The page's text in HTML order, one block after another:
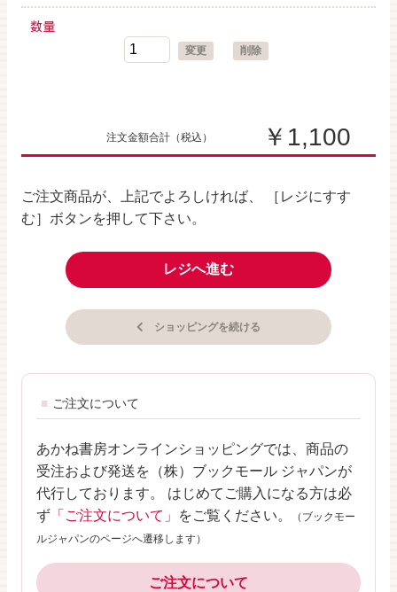
数量
変更
削除
注文金額合計 （税込） ￥1,100
ご注文商品が、上記でよろしければ、 ［レジにすす
む］ボタンを押して下さい。
ショッピングを続ける
レジへ進む
ご注文について
あかね書房オンラインショッピングでは、商品の
受注および発送を（株）ブックモール ジャパンが
代行しております。 はじめてご購入になる方は必
ず 「ご注文について」 をご覧ください。
（ブックモー
ルジャパンのページへ遷移します）
ご注文について